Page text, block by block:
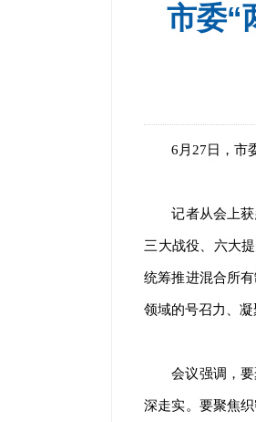
市委“
​6月27日，市
记者从会上
三大战役、六大
统筹推进混合所
领域的号召力、
会议强调，
深走实。要聚焦